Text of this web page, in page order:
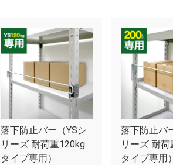
落下防止バー（YSシ
リーズ 耐荷重120kg
タイプ専用）
落下防止バ
リーズ 耐
タイプ専用）